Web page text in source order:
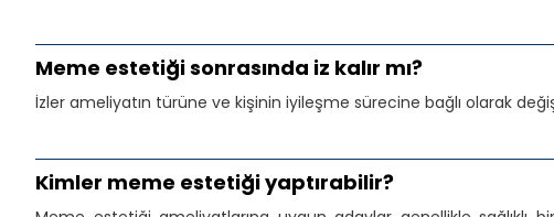
Meme estetiği sonrasında iz kalır mı?
İzler ameliyatın türüne ve kişinin iyileşme sürecine bağlı olarak
Kimler meme estetiği yaptırabilir?